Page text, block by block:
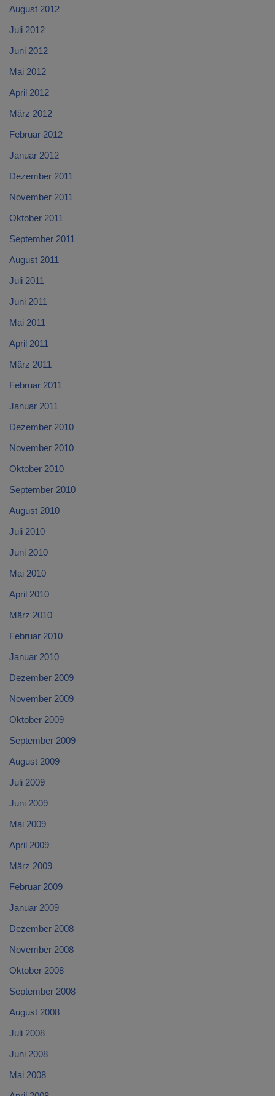
August 2012
Juli 2012
Juni 2012
Mai 2012
April 2012
März 2012
Februar 2012
Januar 2012
Dezember 2011
November 2011
Oktober 2011
September 2011
August 2011
Juli 2011
Juni 2011
Mai 2011
April 2011
März 2011
Februar 2011
Januar 2011
Dezember 2010
November 2010
Oktober 2010
September 2010
August 2010
Juli 2010
Juni 2010
Mai 2010
April 2010
März 2010
Februar 2010
Januar 2010
Dezember 2009
November 2009
Oktober 2009
September 2009
August 2009
Juli 2009
Juni 2009
Mai 2009
April 2009
März 2009
Februar 2009
Januar 2009
Dezember 2008
November 2008
Oktober 2008
September 2008
August 2008
Juli 2008
Juni 2008
Mai 2008